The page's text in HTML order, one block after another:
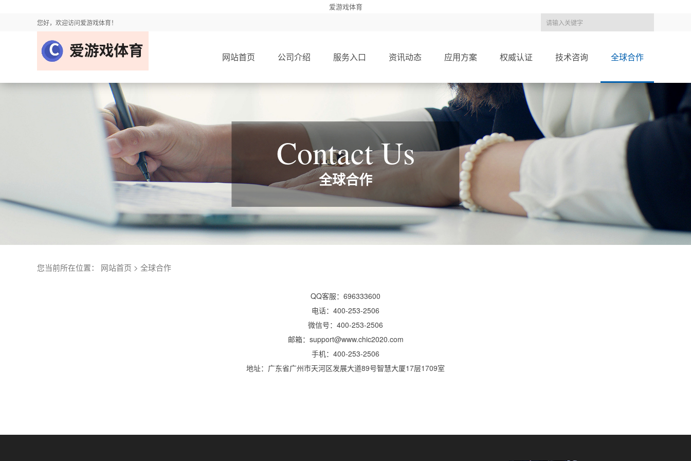
爱游戏体育
您好，欢迎访问爱游戏体育！
网站首页 公司介绍 服务入口 资讯动态 应用方案 权威认证 技术咨询 全球合作
Contact Us
全球合作
您当前所在位置： 网站首页 > 全球合作
QQ客服：696333600
电话：400-253-2506
微信号：400-253-2506
邮箱：support@www.chic2020.com
手机：400-253-2506
地址：广东省广州市天河区发展大道89号智慧大厦17层1709室